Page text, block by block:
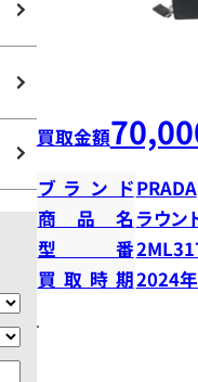
買取金額
ブランドPRADA
商品名 ラウン
型番
買取時期2024